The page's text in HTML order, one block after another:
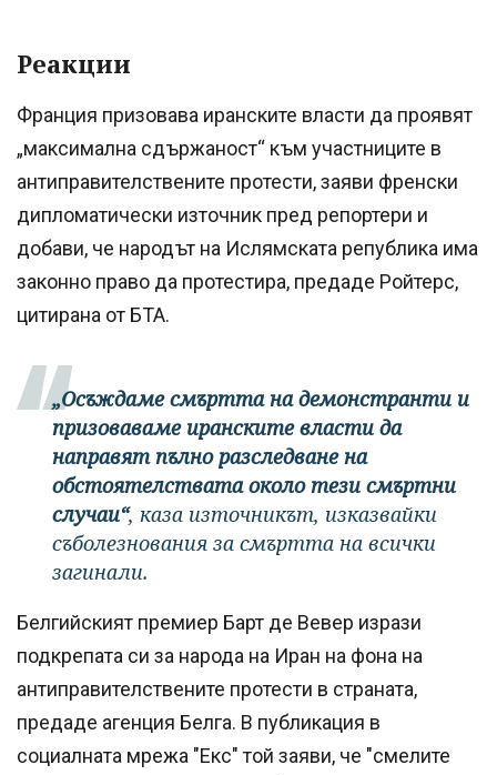
Реакции
Франция призовава иранските власти да проявят
„максимална сдържаност“ към участниците в
антиправителствените протести, заяви френски
дипломатически източник пред репортери и
добави, че народът на Ислямската република има
законно право да протестира, предаде Ройтерс,
цитирана от БТА.
„Осъждаме смъртта на демонстранти и
призоваваме иранските власти да
направят пълно разследване на
обстоятелствата около тези смъртни
случаи“, каза източникът, изказвайки
съболезнования за смъртта на всички
загинали.
Белгийският премиер Барт де Вевер изрази
подкрепата си за народа на Иран на фона на
антиправителствените протести в страната,
предаде агенция Белга. В публикация в
социалната мрежа "Екс" той заяви, че "смелите